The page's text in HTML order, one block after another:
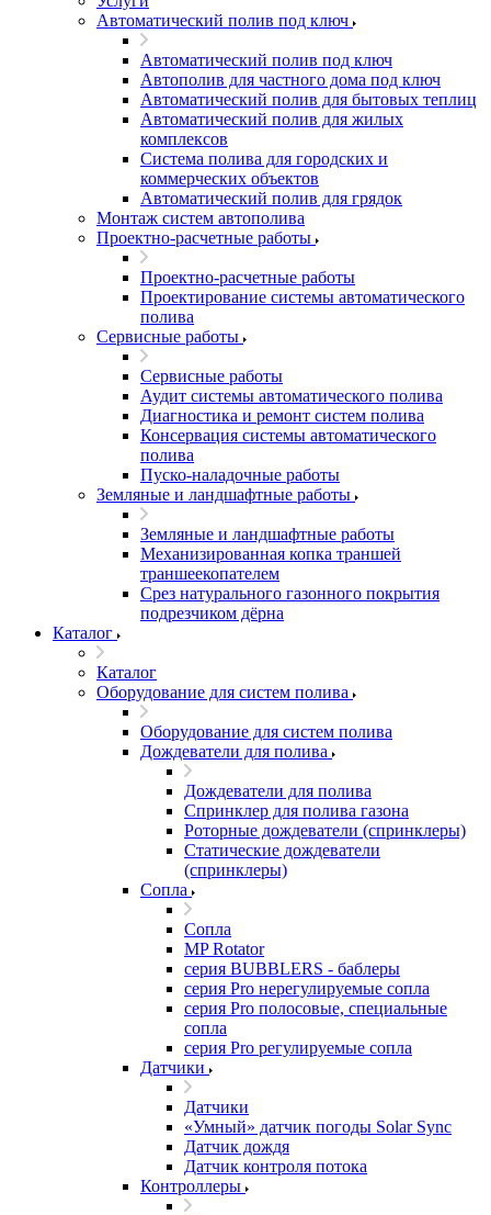
Автоматический полив под ключ
Автоматический полив под ключ
Автополив для частного дома под ключ
Автоматический полив для бытовых теплиц
Автоматический полив для жилых
комплексов
Система полива для городских и
коммерческих объектов
Автоматический полив для грядок
Монтаж систем автополива
Проектно-расчетные работы
Проектно-расчетные работы
Проектирование системы автоматического
полива
Сервисные работы
Сервисные работы
Аудит системы автоматического полива
Диагностика и ремонт систем полива
Консервация системы автоматического
полива
Пуско-наладочные работы
Земляные и ландшафтные работы
Земляные и ландшафтные работы
Механизированная копка траншей
траншеекопателем
Срез натурального газонного покрытия
подрезчиком дёрна
Каталог
Каталог
Оборудование для систем полива
Оборудование для систем полива
Дождеватели для полива
Дождеватели для полива
Cпринклер для полива газона
Роторные дождеватели (спринклеры)
Статические дождеватели
(спринклеры)
Сопла
Сопла
MP Rotator
серия BUBBLERS - баблеры
серия Pro нерегулируемые сопла
серия Pro полосовые, специальные
сопла
серия Pro регулируемые сопла
Датчики
Датчики
«Умный» датчик погоды Solar Sync
Датчик дождя
Датчик контроля потока
Контроллеры